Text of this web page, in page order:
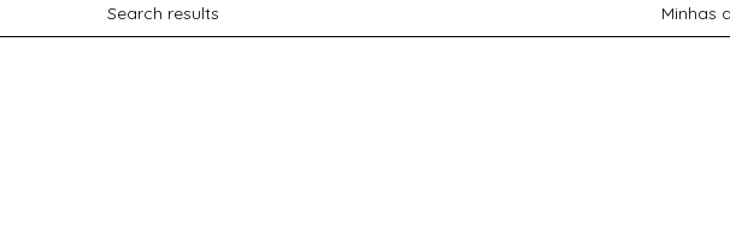
Search results Minhas